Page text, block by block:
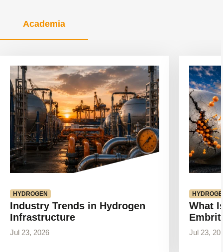
Academia
Ver
artículo
HYDROGEN
Industry Trends in Hydrogen
Infrastructure
Jul 23, 2026
Ver
artículo
What
Jul 23,